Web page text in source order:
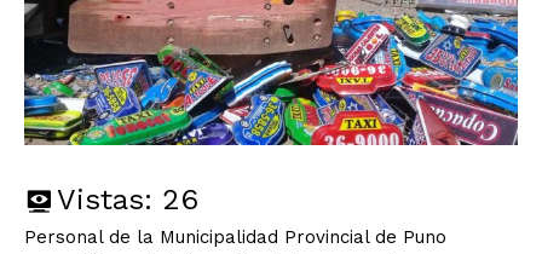
Vistas: 26
Personal de la Municipalidad Provincial de Puno